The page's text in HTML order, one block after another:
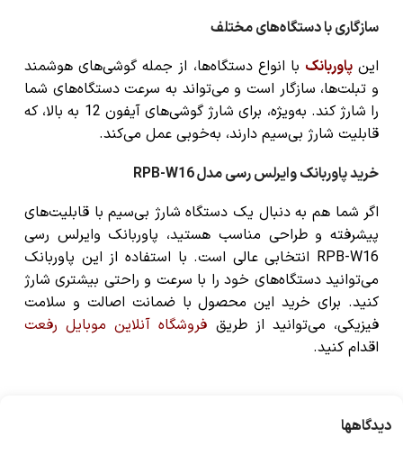
سازگاری با دستگاه‌های مختلف
اینپاوربانک با انواع دستگاه‌ها، از جمله گوشی‌های هوشمند
و تبلت‌ها، سازگار است و می‌تواند به سرعت دستگاه‌های شما
را شارژ کند. به‌ویژه، برای شارژ گوشی‌هایآیفون 12
به بالا، که
قابلیت شارژ بی‌سیمدارند، به‌خوبی عمل می‌کند.
خرید پاوربانک وایرلس رسی مدل RPB-W16
اگر شما هم به دنبال یک دستگاه شارژ بی‌سیم با قابلیت‌های
پیشرفته و طراحی مناسب هستید، پاوربانک وایرلس رسی
RPB-W16 انتخابی عالی است. با استفاده از این پاوربانک
می‌توانید دستگاه‌های خود را با سرعت و راحتی بیشتری شارژ
کنید. برای خرید این محصول با ضمانت اصالت و سلامت
فیزیکی، می‌توانید از طریق فروشگاه آنلاین موبایل رفعت
اقدام کنید.
دیدگاهها